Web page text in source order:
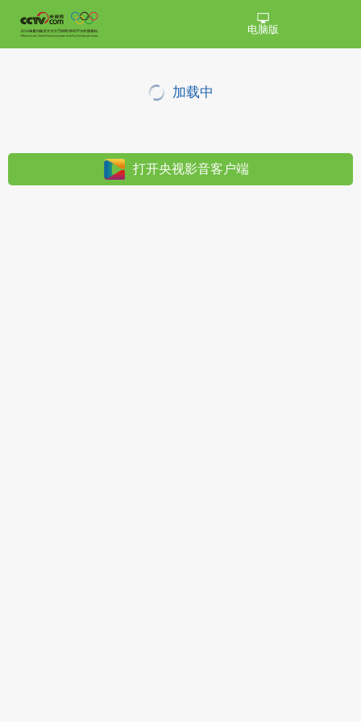
电脑版
加载中
打开央视影音客户端